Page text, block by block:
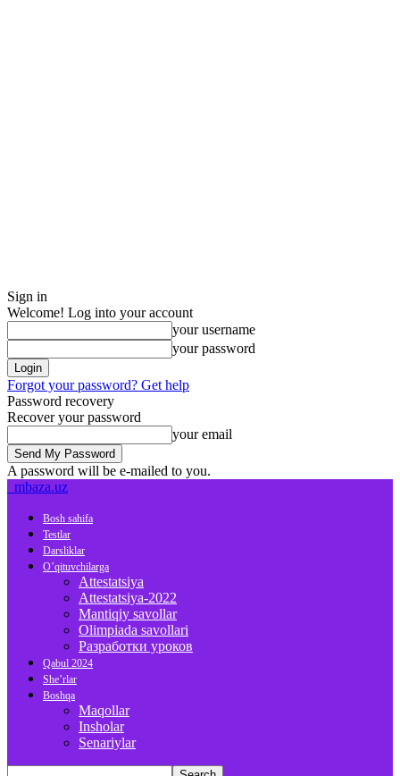
Sign in
Welcome! Log into your account
your username
your password
Forgot your password? Get help
Password recovery
Recover your password
your email
A password will be e-mailed to you.
mbaza.uz
Bosh sahifa
Testlar
Darsliklar
O’qituvchilarga
Attestatsiya
Attestatsiya-2022
Mantiqiy savollar
Olimpiada savollari
Разработки уроков
Qabul 2024
She’rlar
Boshqa
Maqollar
Insholar
Senariylar